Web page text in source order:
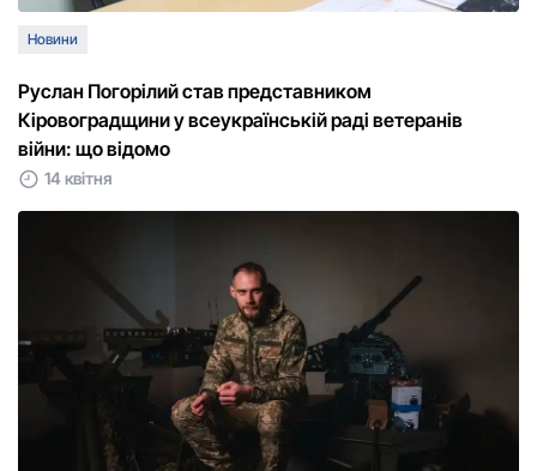
Новини
Руслан Погорілий став представником
Кіровоградщини у всеукраїнській раді ветеранів
війни: що відомо
14 квітня